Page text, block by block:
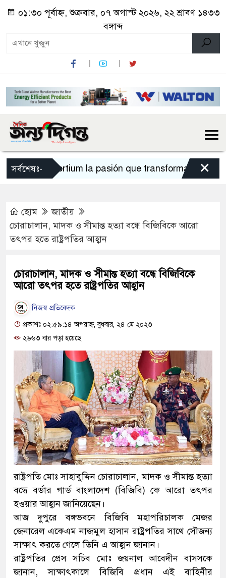
০১:৩০ পূর্বাহ্ন, শুক্রবার, ০৭ অগাস্ট ২০২৬, ২২ শ্রাবণ ১৪৩৩
বঙ্গাব্দ
সর্বশেষঃ-Sportium la pasión que transforma cada×
হোম
জাতীয়
চোরাচালান, মাদক ও সীমান্ত হত্যা বন্ধে বিজিবিকে আরো
তৎপর হতে রাষ্ট্রপতির আহ্বান
চোরাচালান, মাদক ও সীমান্ত হত্যা বন্ধে বিজিবিকে
আরো তৎপর হতে রাষ্ট্রপতির আহ্বান
নিজস্ব প্রতিবেদক
প্রকাশঃ ০২:৫৯:১৪ অপরাহ্ন, বুধবার, ২৪ মে ২০২৩
২৬৬৩ বার পড়া হয়েছে
রাষ্ট্রপতি মোঃ সাহাবুদ্দিন চোরাচালান, মাদক ও সীমান্ত হত্যা
বন্ধে বর্ডার গার্ড বাংলাদেশ (বিজিবি) কে আরো তৎপর
হওয়ার আহ্বান জানিয়েছেন।
আজ দুপুরে বঙ্গভবনে বিজিবি মহাপরিচালক মেজর
জেনারেল একেএম নাজমুল হাসান রাষ্ট্রপতির সাথে সৌজন্য
সাক্ষাৎ করতে গেলে তিনি এ আহ্বান জানান।
রাষ্ট্রপতির প্রেস সচিব মোঃ জয়নাল আবেদীন বাসসকে
জানান, সাক্ষাৎকালে বিজিবি প্রধান এই বাহিনীর